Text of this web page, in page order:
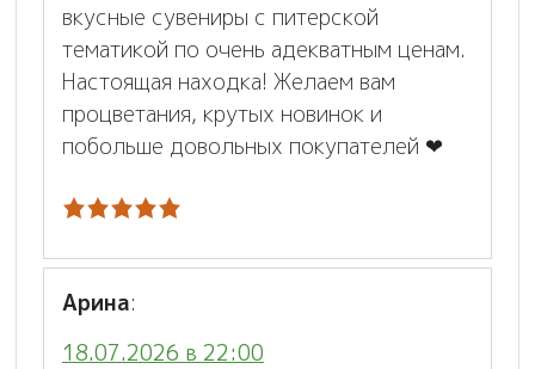
вкусные сувениры с питерской
тематикой по очень адекватным ценам.
Настоящая находка! Желаем вам
процветания, крутых новинок и
побольше довольных покупателей ❤
Арина:
18.07.2026 в 22:00